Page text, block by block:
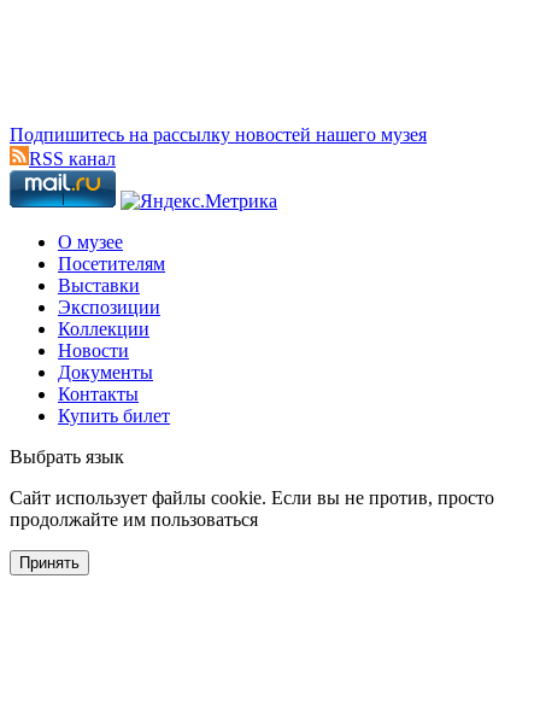
Подпишитесь на рассылку новостей нашего музея
RSS канал
О музее
Посетителям
Выставки
Экспозиции
Коллекции
Новости
Документы
Контакты
Купить билет
Выбрать язык
Cайт использует файлы cookie. Если вы не против, просто
продолжайте им пользоваться
Принять